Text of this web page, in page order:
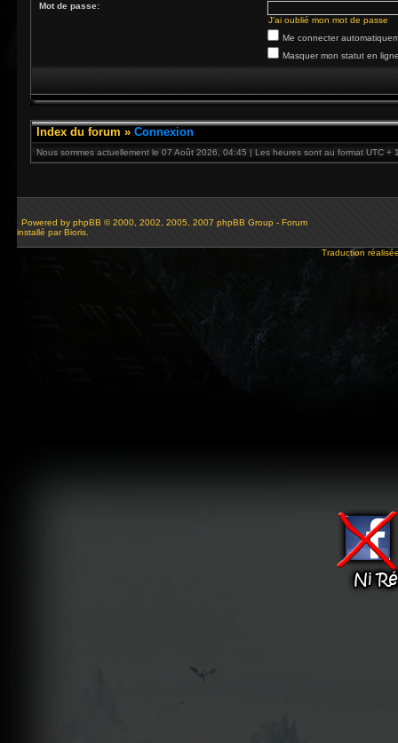
Mot de passe:
J’ai oublié mon mot de passe
Me connecter
Masquer mon statut en
Index du forum » Connexion
Nous sommes actuellement le 07 Août 2026, 04:45 | Les heures sont au format UTC +
Powered by phpBB © 2000, 2002, 2005, 2007 phpBB Group - Forum
installé par Bioris.
Traduction